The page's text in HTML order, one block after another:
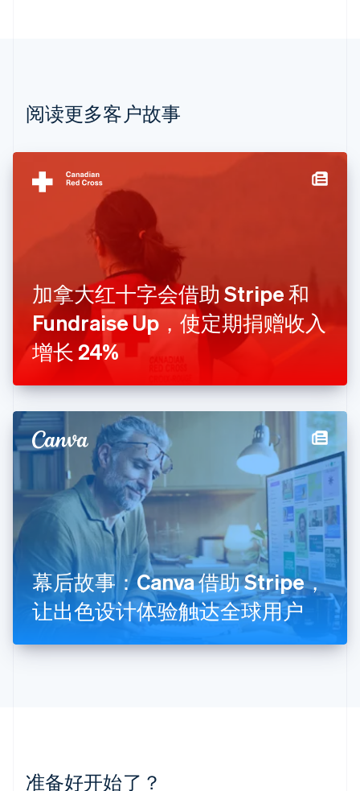
阅读更多客户故事
加拿大红十字会借助 Stripe 和
Fundraise Up，使定期捐赠收入
增长 24%
幕后故事：Canva 借助 Stripe，
让出色设计体验触达全球用户
准备好开始了？
Nederlands Français Deutsch
波兰
丹麦
English
德国
English
English
Svenska
荷兰
NederlandsEnglish
加拿大
Français
捷克
克罗地亚
English
立陶宛
列支敦士登
Deutsch English
卢森堡
Français Deutsch English
罗马尼亚
English
马尔他
English
马来西亚
美国
日本